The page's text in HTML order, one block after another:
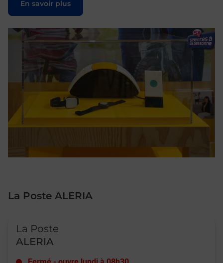
En savoir plus
La Poste ALERIA
La Poste
ALERIA